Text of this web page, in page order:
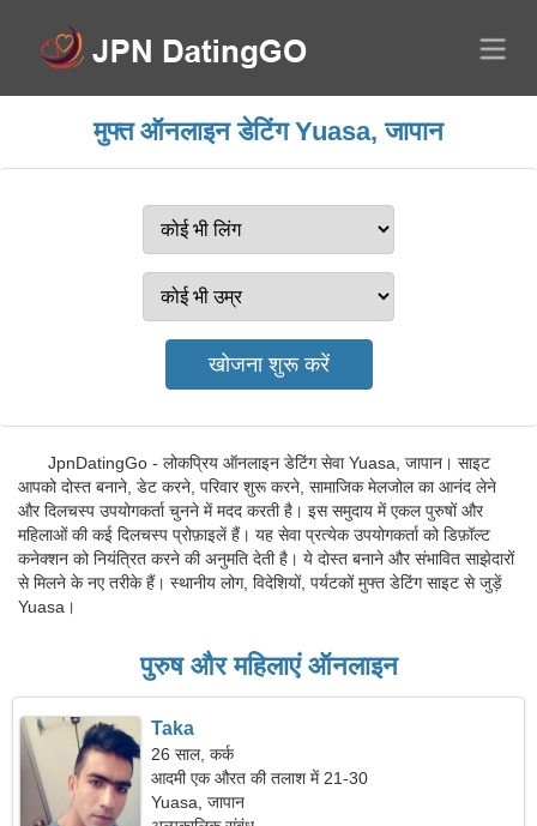
मुफ्त ऑनलाइन डेटिंग Yuasa, जापान
JpnDatingGo - लोकप्रिय ऑनलाइन डेटिंग सेवा Yuasa, जापान। साइट
आपको दोस्त बनाने, डेट करने, परिवार शुरू करने, सामाजिक मेलजोल का आनंद लेने
और दिलचस्प उपयोगकर्ता चुनने में मदद करती है। इस समुदाय में एकल पुरुषों और
महिलाओं की कई दिलचस्प प्रोफ़ाइलें हैं। यह सेवा प्रत्येक उपयोगकर्ता को डिफ़ॉल्ट
कनेक्शन को नियंत्रित करने की अनुमति देती है। ये दोस्त बनाने और संभावित साझेदारों
से मिलने के नए तरीके हैं। स्थानीय लोग, विदेशियों, पर्यटकों मुफ्त डेटिंग साइट से जुड़ें
Yuasa।
पुरुष और महिलाएं ऑनलाइन
Taka
26 साल, कर्क
आदमी एक औरत की तलाश में 21-30
Yuasa, जापान